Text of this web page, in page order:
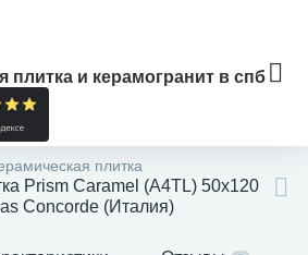
плитка и керамогранит в спб
плитка
Prism Caramel (A4TL) 50x120
Concorde (Италия)